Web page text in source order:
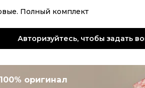
Полный комплект
Авторизуйтесь, чтобы задать
100% оригинал